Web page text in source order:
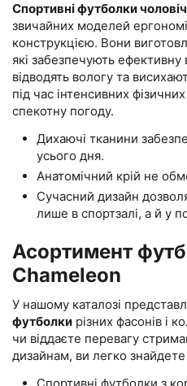
Спортивні футболки
звичайних моделей
конструкцією. Вони
які забезпечують
відводять вологу та
під час інтенсивних
спекотну погоду.
Дихаючі тканини
усього дня.
Анатомічний крій не
Сучасний дизайн
лише в спортзалі, а й у
Асортимент
Chameleon
У нашому каталозі
футболки різних фасонів і
чи віддаєте перевагу
дизайнам, ви легко